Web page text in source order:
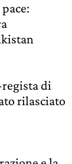
di
rilasciato